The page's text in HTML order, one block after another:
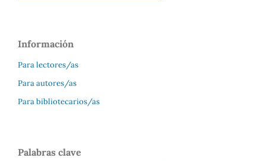
Información
Para lectores/as
Para autores/as
Para bibliotecarios/as
Palabras clave